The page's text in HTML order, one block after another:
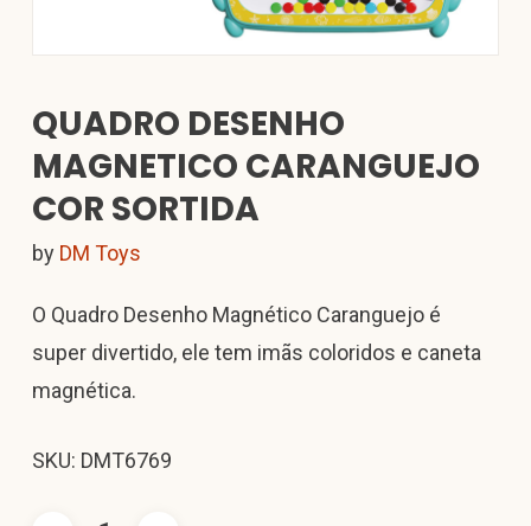
QUADRO DESENHO
MAGNETICO CARANGUEJO
COR SORTIDA
by DM Toys
O Quadro Desenho Magnético Caranguejo é
super divertido, ele tem imãs coloridos e caneta
magnética.
SKU: DMT6769